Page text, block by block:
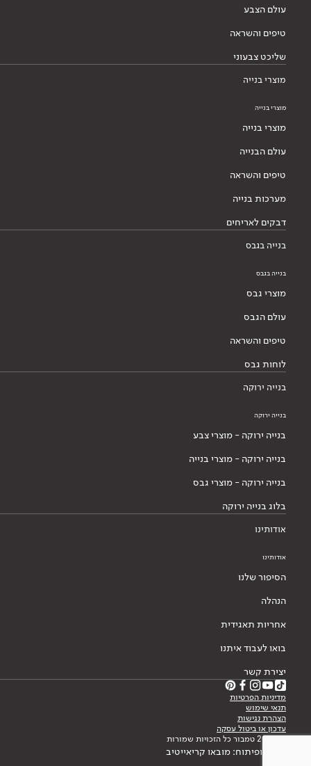
עולם הצבע
טיפים והשראה
שליכט צבעוני
מוצרי בנייה
מוצרי בנייה
מוצרי בנייה
עולם הבנייה
טיפים והשראה
מערכות בנייה
דבקים לאריחים
בנייה בגבס
בנייה בגבס
מוצרי גבס
עולם הגבס
טיפים והשראה
לוחות גבס
בנייה ירוקה
בנייה ירוקה
בנייה ירוקה - מוצרי צבע
בנייה ירוקה - מוצרי בנייה
בנייה ירוקה - מוצרי גבס
בלוג בנייה ירוקה
אודותינו
אודותינו
הסיפור שלנו
הנהלה
אחריות תאגידית
בואו לעבוד איתנו
יצירת קשר
מדיניות הפרטיות
תנאי שימוש
הצהרת נגישות
עדכון או ביטול עסקה
© 2026 טמבור כל הזכויות שמורות
עיצוב ופיתוח: מובאו קריאייטיב